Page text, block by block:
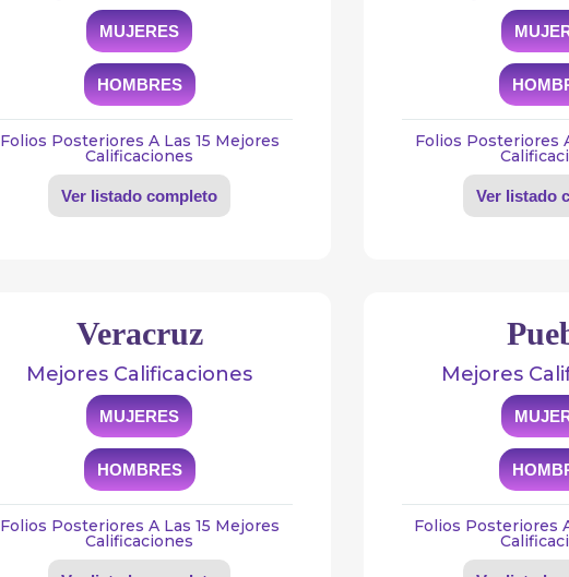
MUJERES
HOMBRES
Folios Posteriores A Las 15 Mejores
Calificaciones
Ver listado completo
Folios Posteriores
Ver listado
Veracruz
Mejores Calificaciones
MUJERES
HOMBRES
Folios Posteriores A Las 15 Mejores
Calificaciones
Mejores
Folios Posteriores